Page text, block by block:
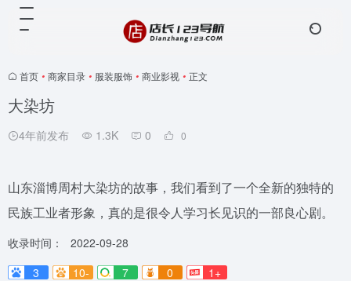
首页 • 商家目录 • 服装服饰 • 商业影视 • 正文
大染坊
4年前发布 1.3K 0 0
山东淄博周村大染坊的故事，我们看到了一个全新的独特的
民族工业者形象，真的是很令人学习长见识的一部良心剧。
收录时间：
2022-09-28
3
10- 7 0 1+